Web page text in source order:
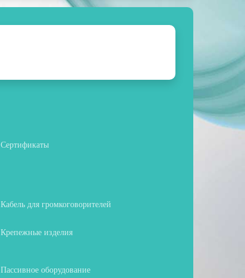
Сертификаты
Кабель для громкоговорителей
Крепежные изделия
Пассивное оборудование